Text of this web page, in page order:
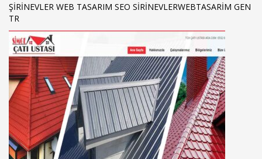
ŞIRINEVLER WEB TASARIM SEO SIRINEVLERWEBTASARIM GEN
TR